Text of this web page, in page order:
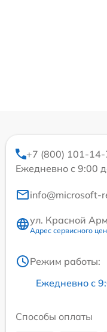
+7 (800) 101-
Ежедневно с 9:00
info@microsoft-
ул. Красной
Адрес сервисного
Режим работы:
Ежедневно с
Способы оплаты